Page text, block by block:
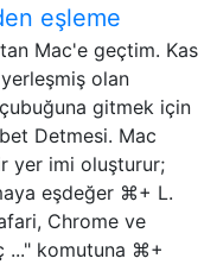
eşleme
Mac'e geçtim. Kas
olan
gitmek için
Detmesi. Mac
yer imi oluşturur;
eşdeğer ⌘+ L.
Chrome ve
..." komutuna ⌘+